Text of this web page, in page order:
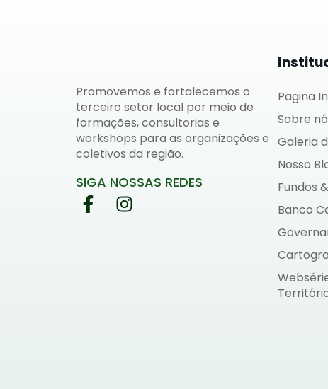
Promovemos e fortalecemos o
terceiro setor local por meio de
formações, consultorias e
workshops para as organizações e
coletivos da região.
SIGA NOSSAS REDES
Pagina
Sobre
Galeria
Nosso
Fundos
Banco